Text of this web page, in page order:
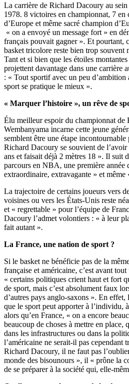
La carrière de Richard Dacoury au
1978. 8 victoires en championnat, 7 en
d’Europe et même sacré champion
« on a envoyé un message fort » en
français pouvait gagner ». Et pourtant,
basket tricolore reste bien trop souvent
Tant et si bien que les étoiles
projettent davantage dans une carrière
: « Tout sportif avec un peu d’ambition
sport se pratique le mieux ».
« Marquer l’histoire », un rêve de
Élu meilleur espoir du championnat de
Wembanyama incarne cette jeune
semblent être une étape
Richard Dacoury se souvient de
ans et faisait déjà 2 mètres 18 ». Il suit
parcours en NBA, une première année
extraordinaire, extravagante » et
La trajectoire de certains joueurs vers
voisines ou vers les États-Unis reste
et « regrettable » pour l’équipe de
Dacoury l’admet volontiers : « à leur
fait autant ».
La France, une nation de sport ?
Si le basket ne bénéficie pas de la
française et américaine, c’est avant
« certains politiques crient haut et fort
de sport, mais c’est absolument faux
d’autres pays anglo-saxons ». En
que le sport peut apporter à l’individu,
alors qu’en France, « on a encore
beaucoup de choses à mettre en place,
dans les infrastructures ou dans la
l’américaine ne serait-il pas cependant
Richard Dacoury, il ne faut pas
monde des bisounours », il « prône la
de se préparer à la société qui, elle-